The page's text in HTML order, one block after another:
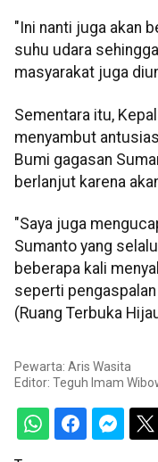
"Ini nanti juga akan
suhu udara
masyarakat juga
Sementara itu,
menyambut
Bumi gagasan
berlanjut karena
"Saya juga
Sumanto yang
beberapa kali
seperti pengaspalan
(Ruang Terbuka
Pewarta: Aris Wasita
Editor: Teguh Imam